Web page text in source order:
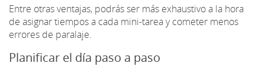
Entre otras ventajas, podrás ser más exhaustivo a la hora
de asignar tiempos a cada mini-tarea y cometer menos
errores de paralaje.
Planificar el día paso a paso